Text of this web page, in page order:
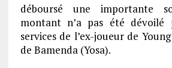
déboursé une importante
montant n’a pas été dévoilé
services de l’ex-joueur de
de Bamenda (Yosa).